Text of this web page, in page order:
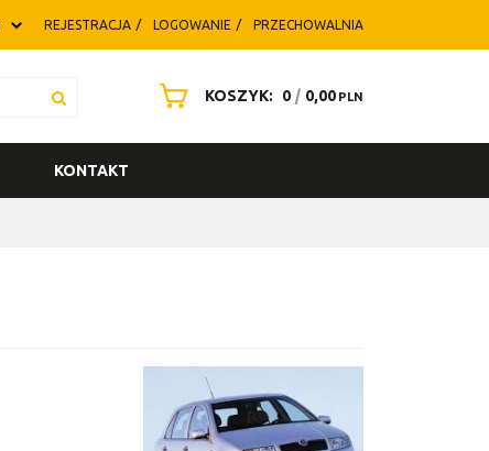
REJESTRACJA LOGOWANIE PRZECHOWALNIA
KOSZYK: 0 | 0,00 PLN
KONTAKT